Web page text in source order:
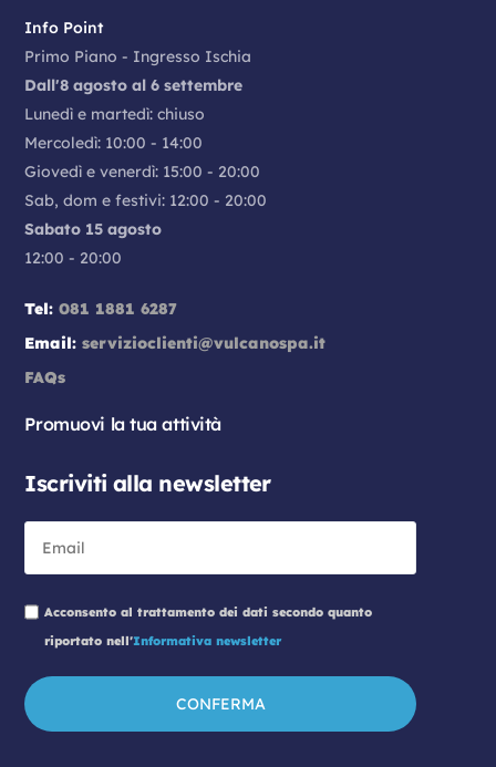
Info Point
Primo Piano - Ingresso Ischia
Dall'8 agosto al 6 settembre
Lunedì e martedì: chiuso
Mercoledì: 10:00 - 14:00
Giovedì e venerdì: 15:00 - 20:00
Sab, dom e festivi: 12:00 - 20:00
Sabato 15 agosto
12:00 - 20:00
Tel: 081 1881 6287
Email: servizioclienti@vulcanospa.it
FAQs
Promuovi la tua attività
Iscriviti alla newsletter
Acconsento al trattamento dei dati secondo quanto
riportato nell'Informativa newsletter